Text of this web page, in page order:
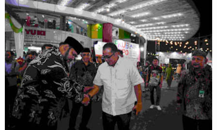
LANGKAT
ACEH
BISNIS
EDUKASI
ADVETORIAL